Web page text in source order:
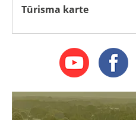
Tūrisma karte